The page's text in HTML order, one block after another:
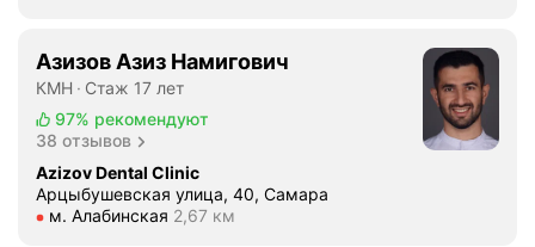
Азизов Азиз Намигович
КМН
Стаж 17 лет
97% рекомендуют
38 отзывов
Azizov Dental Clinic
Арцыбушевская улица, 40, Самара
Метро м. Алабинская Расстояние 2,67 км
м. Алабинская 2,67 км